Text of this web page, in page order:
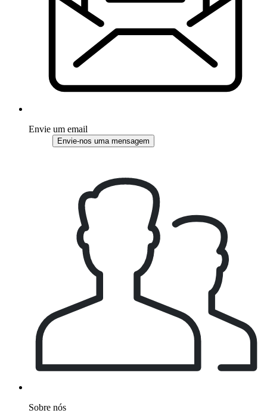
Envie um email
Envie-nos uma mensagem
Sobre nós